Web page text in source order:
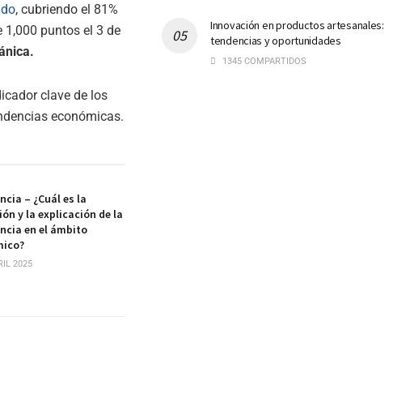
, cubriendo el 81%
1,000 puntos el 3 de
clave de los
económicas.
– ¿Cuál es la
y la explicación de la
en el ámbito
2025
Innovación en productos artesanales:
tendencias y oportunidades
1345 COMPARTIDOS